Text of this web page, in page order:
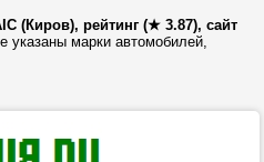
(Киров), рейтинг (★ 3.87), сайт
указаны марки автомобилей,